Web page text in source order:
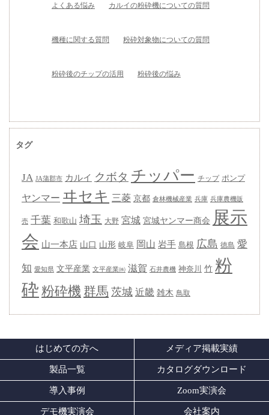
よくある悩み カルイの粉砕機についての質問
機種に関する質問 粉砕対象物についての質問
粉砕後のチップの活用 粉砕後の悩み
タグ
JA JA蒲郡市 カルイ クボタ チッパー チップ ポンプ
ヤンマー ヰセキ 三菱 京都 倉林機械産業 兵庫 兵庫農機販
売 千葉 和歌山 埼玉 大野 宮城 宮城ヤンマー商会 展示
会 山一本店 山口 山形 岐阜 岡山 岩手 島根 広島 徳島 愛
知 愛知県 文平産業 文平産業㈱ 滋賀 石井農機 神奈川 竹 粉
砕 粉砕機 群馬 茨城 近畿 雑木 鳥取
はじめての方へ メディア掲載実績
製品一覧 カタログダウンロード
導入事例 Zoom実演会
デモ機実演会 会社案内